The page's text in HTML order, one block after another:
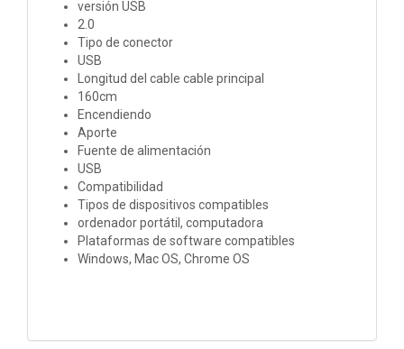
versión USB
2.0
Tipo de conector
USB
Longitud del cable cable principal
160cm
Encendiendo
Aporte
Fuente de alimentación
USB
Compatibilidad
Tipos de dispositivos compatibles
ordenador portátil, computadora
Plataformas de software compatibles
Windows, Mac OS, Chrome OS